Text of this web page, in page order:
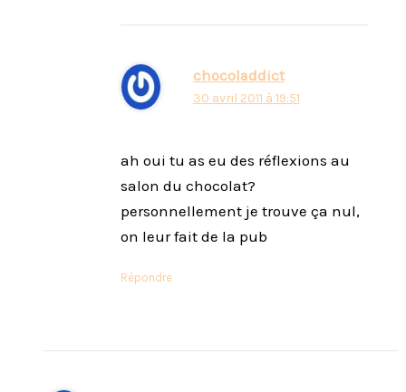
chocoladdict
30 avril 2011 à 19:51
ah oui tu as eu des réflexions au
salon du chocolat?
personnellement je trouve ça nul,
on leur fait de la pub
Répondre